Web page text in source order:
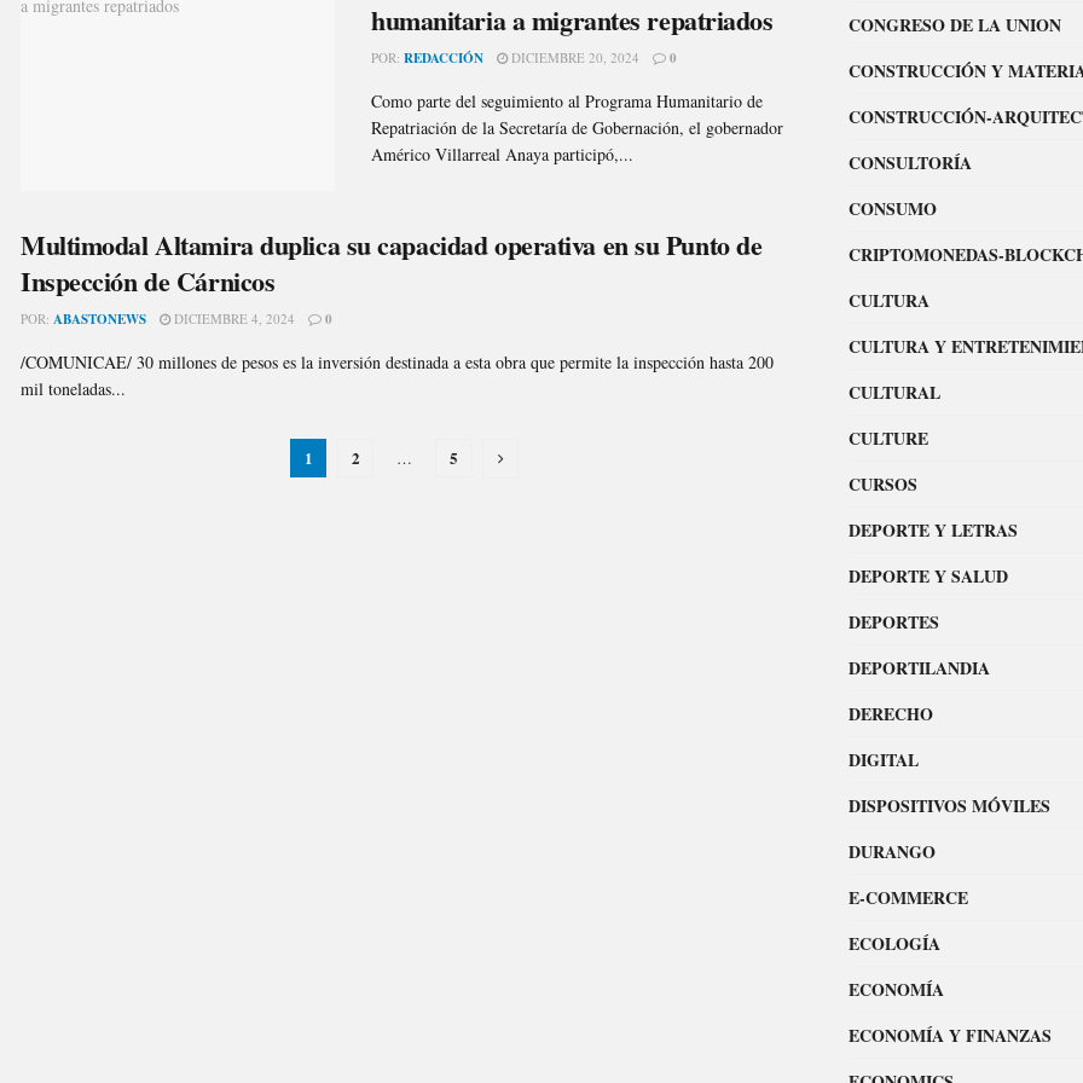
humanitaria a migrantes repatriados
POR: REDACCIÓN DICIEMBRE 20, 2024 0
Como parte del seguimiento al Programa Humanitario de
Repatriación de la Secretaría de Gobernación, el gobernador
Américo Villarreal Anaya participó,...
Multimodal Altamira duplica su capacidad operativa en su Punto de
Inspección de Cárnicos
POR: ABASTONEWS DICIEMBRE 4, 2024 0
/COMUNICAE/ 30 millones de pesos es la inversión destinada a esta obra que permite la inspección hasta 200
mil toneladas...
1 2 … 5
CONGRESO DE LA UNION
CONSTRUCCIÓN Y
CONSTRUCCIÓN-
CONSULTORÍA
CONSUMO
CRIPTOMONEDAS-
CULTURA
CULTURA Y
CULTURAL
CULTURE
CURSOS
DEPORTE Y LETRAS
DEPORTE Y SALUD
DEPORTES
DEPORTILANDIA
DERECHO
DIGITAL
DISPOSITIVOS MÓVILES
DURANGO
E-COMMERCE
ECOLOGÍA
ECONOMÍA
ECONOMÍA Y FINANZAS